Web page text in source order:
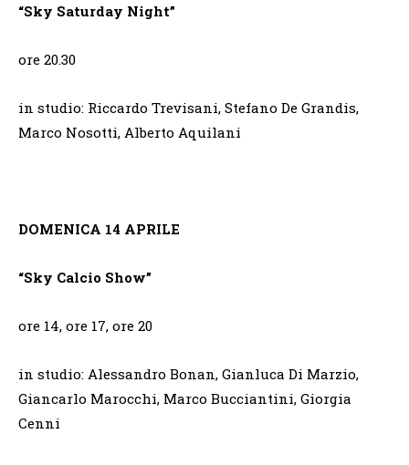
“Sky Saturday Night”
ore 20.30
in studio: Riccardo Trevisani, Stefano De Grandis,
Marco Nosotti, Alberto Aquilani
DOMENICA 14 APRILE
“Sky Calcio Show”
ore 14, ore 17, ore 20
in studio: Alessandro Bonan, Gianluca Di Marzio,
Giancarlo Marocchi, Marco Bucciantini, Giorgia
Cenni